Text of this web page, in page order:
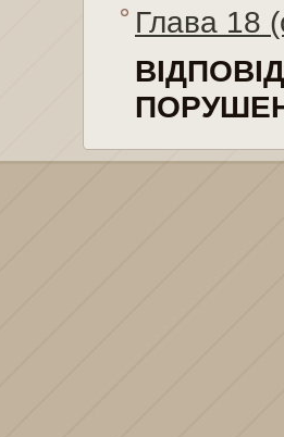
Глава 18